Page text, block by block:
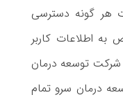
هر گونه دسترسی
اطلاعات کاربر
توسعه درمان
درمان سرو تمام